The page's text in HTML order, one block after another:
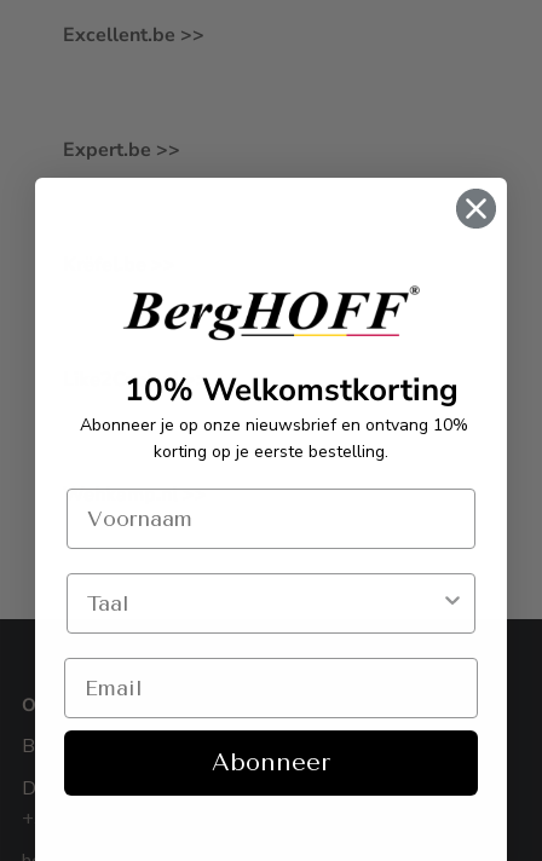
Excellent.be >>
Expert.be >>
Like2Cook.nl >>
Wehkamp.nl >>
OVER
BergHOFF Benelux
De Weven 3, 3583 Paal
+32 11 92 22 22
10% Welkomstkorting
Abonneer je op onze nieuwsbrief en ontvang 10%
korting op je eerste bestelling.
Abonneer